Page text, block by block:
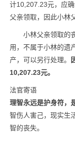
计10,207.23元，应
父亲领取，因此小林
小林父亲领取的
用，不属于小林的遗
产，可以另行处理。
10,207.23元。
法官寄语
理智永远是护身符，
智伤人害己，现实生
智的丧失。